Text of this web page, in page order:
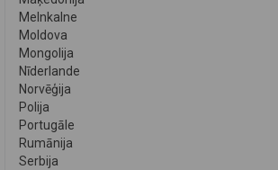
Melnkalne
Moldova
Mongolija
Nīderlande
Norvēģija
Polija
Portugāle
Rumānija
Serbija